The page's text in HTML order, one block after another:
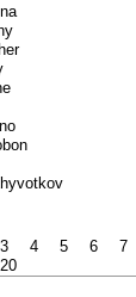
3 4 5 6 7
20